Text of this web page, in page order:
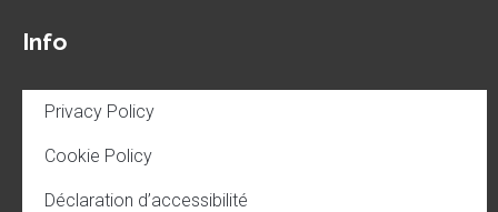
Info
Privacy Policy
Cookie Policy
Déclaration d’accessibilité